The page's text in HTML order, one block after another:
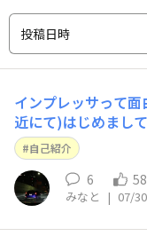
投稿日時
インプレッサって
近にて)はじめまし
の公務員です。写真
にいます。納車して
しすぎて2万キロを
交換(;´д｀)ﾄﾎﾎ…っ
自己紹介
6 58
みなと | 07/30